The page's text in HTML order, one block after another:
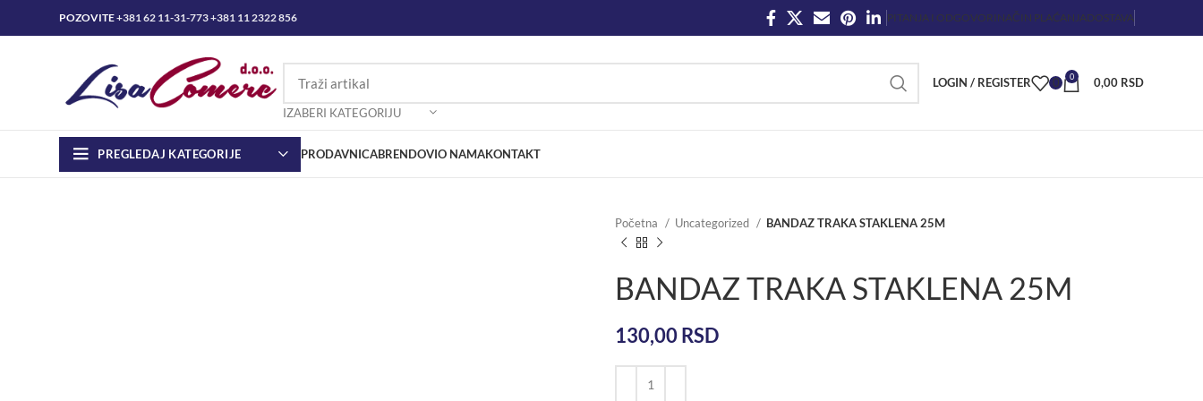
POZOVITE+381 62 11-31-773+381 11 2322 856 PITANJA I ODGOVORI NAČIN PLAĆANJADOSTAVA
IZABERI KATEGORIJU
LOGIN / REGISTER 0 0 0,00 RSD
PREGLEDAJ KATEGORIJE PRODAVNICABRENDOVIO NAMAKONTAKT
Početna Uncategorized BANDAZ TRAKA STAKLENA 25M
BANDAZ TRAKA STAKLENA 25M
130,00RSD